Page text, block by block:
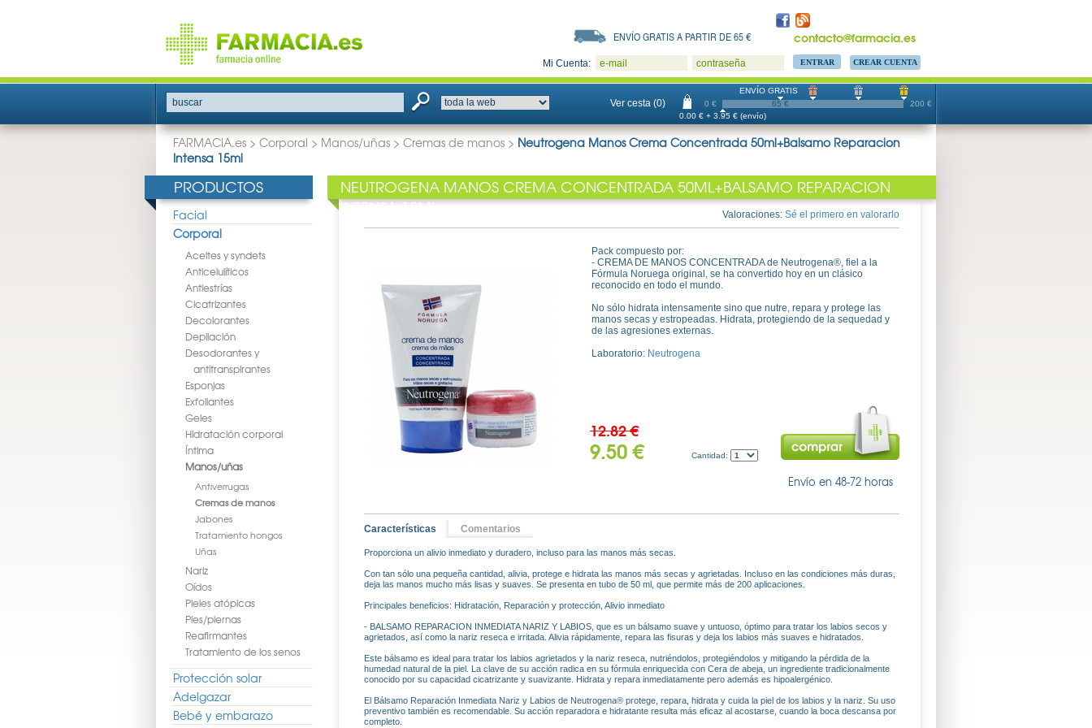
contacto@farmacia.es
ENVÍO GRATIS A PARTIR DE 65 €
Mi Cuenta: e-mail contraseña CREAR CUENTA
buscar Ver cesta (0) 0 € 200 €
ENVÍO GRATIS
65 €
0.00 € + 3.95 € (envío)
FARMACIA.es > Corporal > Manos/uñas > Cremas de manos > Neutrogena Manos Crema Concentrada 50ml+Balsamo Reparacion
Intensa 15ml
PRODUCTOS
Facial
Corporal
Aceites y syndets
Anticelulíticos
Antiestrías
Cicatrizantes
Decolorantes
Depilación
Desodorantes y
antitranspirantes
Esponjas
Exfoliantes
Geles
Hidratación corporal
Íntima
Manos/uñas
Antiverrugas
Cremas de manos
Jabones
Tratamiento hongos
Uñas
Nariz
Oídos
Pieles atópicas
Pies/piernas
Reafirmantes
Tratamiento de los senos
Protección solar
Adelgazar
Bebé y embarazo
NEUTROGENA MANOS CREMA CONCENTRADA 50ML+BALSAMO REPARACION
INTENSA 15ML
Valoraciones: Sé el primero en valorarlo
Pack compuesto por:
- CREMA DE MANOS CONCENTRADA de Neutrogena®, fiel a la
Fórmula Noruega original, se ha convertido hoy en un clásico
reconocido en todo el mundo.
No sólo hidrata intensamente sino que nutre, repara y protege las
manos secas y estropeadas. Hidrata, protegiendo de la sequedad y
de las agresiones externas.
Laboratorio: Neutrogena
12.82 €
9.50 € Cantidad:
Envío en 48-72 horas
Características Comentarios
Proporciona un alivio inmediato y duradero, incluso para las manos más secas.
Con tan sólo una pequeña cantidad, alivia, protege e hidrata las manos más secas y agrietadas. Incluso en las condiciones más duras,
deja las manos mucho más lisas y suaves. Se presenta en tubo de 50 ml, que permite más de 200 aplicaciones.
Principales beneficios: Hidratación, Reparación y protección, Alivio inmediato
- BALSAMO REPARACION INMEDIATA NARIZ Y LABIOS, que es un bálsamo suave y untuoso, óptimo para tratar los labios secos y
agrietados, así como la nariz reseca e irritada. Alivia rápidamente, repara las fisuras y deja los labios más suaves e hidratados.
Este bálsamo es ideal para tratar los labios agrietados y la nariz reseca, nutriéndolos, protegiéndolos y mitigando la pérdida de la
humedad natural de la piel. La clave de su acción radica en su fórmula enriquecida con Cera de abeja, un ingrediente tradicionalmente
conocido por su capacidad cicatrizante y suavizante. Hidrata y repara inmediatamente pero además es hipoalergénico.
El Bálsamo Reparación Inmediata Nariz y Labios de Neutrogena® protege, repara, hidrata y cuida la piel de los labios y la nariz. Su uso
preventivo también es recomendable. Su acción reparadora e hidratante resulta más eficaz al acostarse, cuando la boca descansa por
completo.